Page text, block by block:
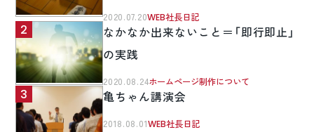
2020.07.20WEB社長日記
なかなか出来ないこと＝「即行即止」
の実践
2020.08.24ホームページ制作について
亀ちゃん講演会
2018.08.01WEB社長日記